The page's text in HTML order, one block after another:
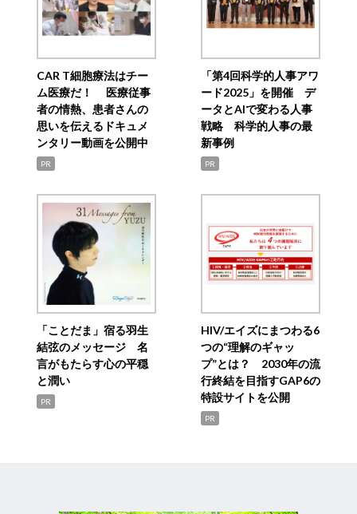
CAR T細胞療法はチー
ム医療だ！ 医療従事
者の情熱、患者さんの
思いを伝えるドキュメ
ンタリー動画を公開中
PR
「第4回科学的人事アワ
ード2025」を開催 デ
ータとAIで変わる人事
戦略 科学的人事の最
新事例
PR
「ことだま」宿る羽生
結弦のメッセージ 名
言がもたらす心の平穏
と潤い
PR
HIV/エイズにまつわる6
つの“理解のギャッ
プ”とは？ 2030年の流
行終結を目指すGAP6の
特設サイトを公開
PR